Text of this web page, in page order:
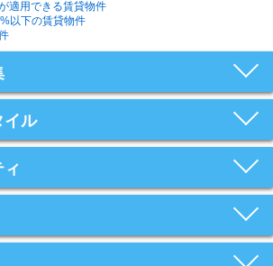
適用できる賃貸物件
以下の賃貸物件
イル
ィ